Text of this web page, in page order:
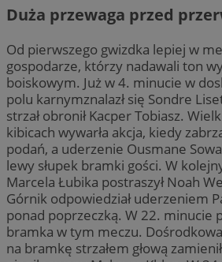
Duża przewaga przed
Od pierwszego gwizdka lepiej w
gospodarze, którzy nadawali ton
boiskowym. Już w 4. minucie w
polu karnymznalazł się Sondre
strzał obronił Kacper Tobiasz.
kibicach wywarła akcja, kiedy
podań, a uderzenie Ousmane
lewy słupek bramki gości. W
Marcela Łubika postraszył Noah
Górnik odpowiedział uderzeniem
ponad poprzeczką. W 22. minucie
bramka w tym meczu.
na bramkę strzałem głową